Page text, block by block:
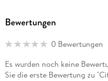
Bewertungen
0 Bewertungen
Es wurden noch keine
Sie die erste Bewertung zu